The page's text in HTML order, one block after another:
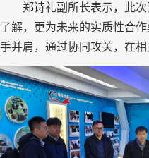
郑诗礼副所长表示，此
了解，更为未来的实质性合
手并肩，通过协同攻关，在相